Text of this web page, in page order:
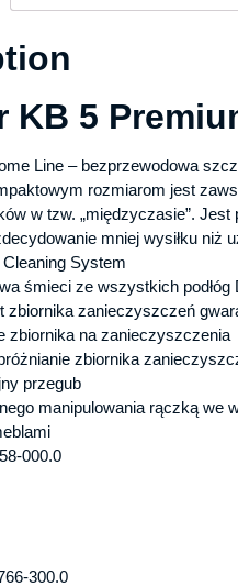
KB 5
Line – bezprzewodowa
rozmiarom jest
w tzw. „międzyczasie”.
mniej wysiłku niż
System
śmieci ze wszystkich
zbiornika zanieczyszczeń
zbiornika na zanieczyszczenia
zbiornika
przegub
manipulowania rączką we
000.0
300.0